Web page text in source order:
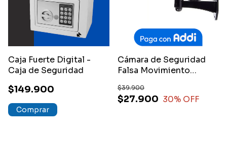
Caja Fuerte Digital -
Caja de Seguridad
$149.900
Comprar
Cámara de Seguridad
Falsa Movimiento
$27.900
$39.900
30% OFF